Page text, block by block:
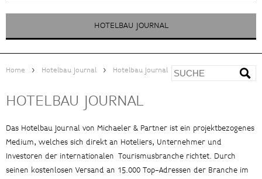
HOTELBAU JOURNAL
Home > Hotelbau Journal > Hotelbau Journal
HOTELBAU JOURNAL
Das Hotelbau Journal von Michaeler & Partner ist ein projektbezogenes
Medium, welches sich direkt an Hoteliers, Unternehmer und
Investoren der internationalen Tourismusbranche richtet. Durch
seinen kostenlosen Versand an 15.000 Top-Adressen der Branche im